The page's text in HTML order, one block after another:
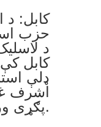
کابل: د
حزب
د
کابل
ډلې
اشرف
پګړی ور په سر کړو.